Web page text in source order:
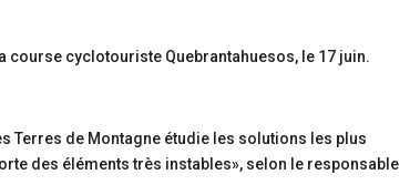
course cyclotouriste Quebrantahuesos, le 17 juin.
Terres de Montagne étudie les solutions les plus
des éléments très instables», selon le responsable